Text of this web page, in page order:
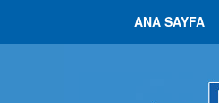
ANA SAYFA